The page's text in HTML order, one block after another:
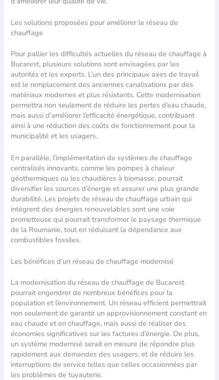
Les solutions proposées pour améliorer le réseau de
chauffage
Pour pallier les difficultés actuelles du réseau de chauffage à
Bucarest, plusieurs solutions sont envisagées par les
autorités et les experts. L’un des principaux axes de travail
est le remplacement des anciennes canalisations par des
matériaux modernes et plus résistants. Cette modernisation
permettra non seulement de réduire les pertes d’eau chaude,
mais aussi d’améliorer l’efficacité énergétique, contribuant
ainsi à une réduction des coûts de fonctionnement pour la
municipalité et les usagers.
En parallèle, l’implémentation de systèmes de chauffage
centralisés innovants, comme les pompes à chaleur
géothermiques ou les chaudières à biomasse, pourrait
diversifier les sources d’énergie et assurer une plus grande
durabilité. Les projets de réseau de chauffage urbain qui
intègrent des énergies renouvelables sont une voie
prometteuse qui pourrait transformer le paysage thermique
de la Roumanie, tout en réduisant la dépendance aux
combustibles fossiles.
Les bénéfices d’un réseau de chauffage modernisé
La modernisation du réseau de chauffage de Bucarest
pourrait engendrer de nombreux bénéfices pour la
population et l’environnement. Un réseau efficient permettrait
non seulement de garantir un approvisionnement constant en
eau chaude et en chauffage, mais aussi de réaliser des
économies significatives sur les factures d’énergie. De plus,
un système modernisé serait en mesure de répondre plus
rapidement aux demandes des usagers, et de réduire les
interruptions de service telles que celles occasionnées par
les problèmes de tuyauterie.